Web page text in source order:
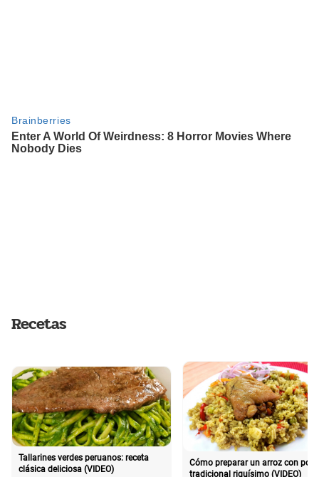
Recetas
Tallarines verdes peruanos: receta
clásica deliciosa (VIDEO)
Cómo preparar un arroz con pollo
tradicional riquísimo (VIDEO)